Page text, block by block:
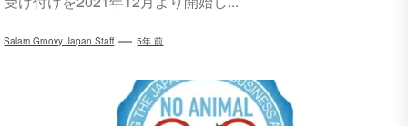
Salam Groovy Japan Staff 5年 前